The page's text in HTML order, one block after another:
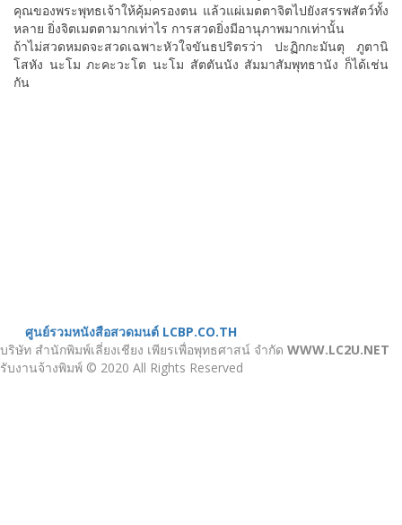
คุณของพระพุทธเจ้าให้คุ้มครองตน แล้วแผ่เมตตาจิตไปยังสรรพสัตว์ทั้ง
หลาย ยิ่งจิตเมตตามากเท่าไร การสวดยิ่งมีอานุภาพมากเท่านั้น
ถ้าไม่สวดหมดจะสวดเฉพาะหัวใจขันธปริตรว่า ปะฏิกกะมันตุ ภูตานิ
โสหัง นะโม ภะคะวะโต นะโม สัตตันนัง สัมมาสัมพุทธานัง ก็ได้เช่น
กัน
ศูนย์รวมหนังสือสวดมนต์ LCBP.CO.TH
บริษัท สำนักพิมพ์เลี่ยงเชียง เพียรเพื่อพุทธศาสน์ จำกัด WWW.LC2U.NET
รับงานจ้างพิมพ์ © 2020 All Rights Reserved